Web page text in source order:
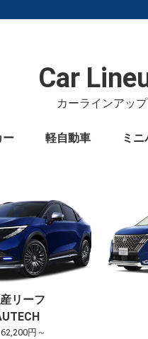
Car
カーラインアップ
ー 軽自動車 ミ
リーフ
円～